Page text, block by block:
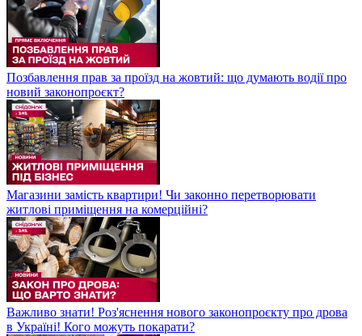
Позбавлення прав за проїзд на жовтий: що думають водії про
новий законопроєкт?
Магазини замість квартири! Чи законно перетворювати
житлові приміщення на комерційні?
Важливо знати! Роз'яснення нового законопроєкту про дрова
в Україні! Кого можуть покарати?